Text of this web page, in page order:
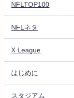
NFLTOP100
NFLネタ
X League
はじめに
スタジアム